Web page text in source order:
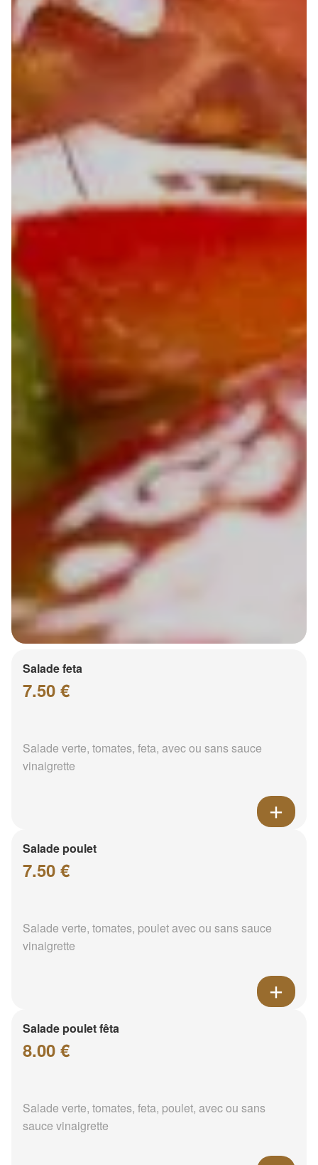
Salade feta
7.50 €
Salade verte, tomates, feta, avec ou sans sauce
vinaigrette
Salade poulet
7.50 €
Salade verte, tomates, poulet avec ou sans sauce
vinaigrette
Salade poulet fêta
8.00 €
Salade verte, tomates, feta, poulet, avec ou sans
sauce vinaigrette